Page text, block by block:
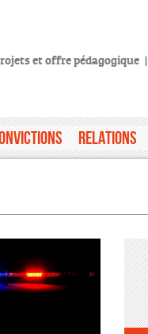
Relations
et offre pédagogique